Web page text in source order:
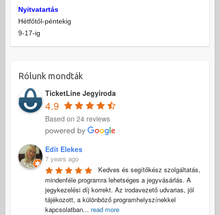
Nyitvatartás
Hétfőtől-péntekig
9-17-ig
Rólunk mondták
TicketLine Jegyiroda
4.9
Based on 24 reviews
Edit Elekes
7 years ago
Kedves és segítőkész szolgáltatás,
mindenféle programra lehetséges a jegyvásárlás. A
jegykezelési díj korrekt. Az irodavezető udvarias, jól
tájékozott, a különböző programhelyszínekkel
kapcsolatban... read more